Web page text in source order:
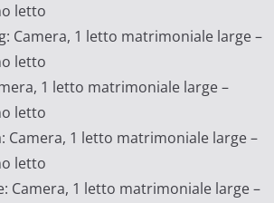
letto
Camera, 1 letto matrimoniale large –
letto
1 letto matrimoniale large –
letto
Camera, 1 letto matrimoniale large –
letto
Camera, 1 letto matrimoniale large –